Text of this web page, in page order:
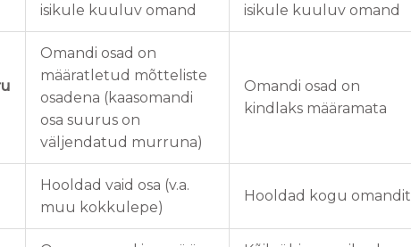
isikule kuuluv omand
isikule kuuluv omand
Omandi osad on
määratletud mõtteliste
osadena (kaasomandi
osa suurus on
väljendatud murruna)
Omandi osad on
kindlaks määramata
Hooldad vaid osa (v.a.
muu kokkulepe)
Hooldad kogu omandit